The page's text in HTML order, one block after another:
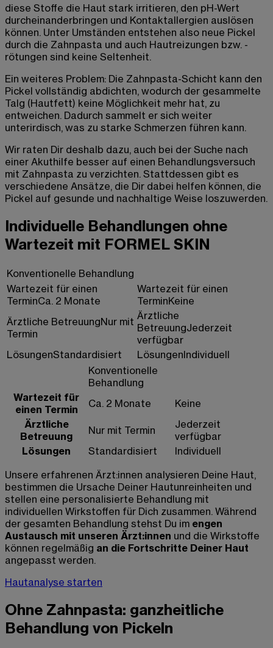
diese Stoffe die Haut stark irritieren, den pH-Wert
durcheinanderbringen und Kontaktallergien auslösen
können. Unter Umständen entstehen also neue Pickel
durch die Zahnpasta und auch Hautreizungen bzw. -
rötungen sind keine Seltenheit.
Ein weiteres Problem: Die Zahnpasta-Schicht kann den
Pickel vollständig abdichten, wodurch der gesammelte
Talg (Hautfett) keine Möglichkeit mehr hat, zu
entweichen. Dadurch sammelt er sich weiter
unterirdisch, was zu starke Schmerzen führen kann.
Wir raten Dir deshalb dazu, auch bei der Suche nach
einer Akuthilfe besser auf einen Behandlungsversuch
mit Zahnpasta zu verzichten. Stattdessen gibt es
verschiedene Ansätze, die Dir dabei helfen können, die
Pickel auf gesunde und nachhaltige Weise loszuwerden.
Individuelle Behandlungen ohne
Wartezeit mit FORMEL SKIN
Konventionelle Behandlung
Wartezeit für einen
TerminCa. 2 Monate
Wartezeit für einen
TerminKeine
Ärztliche BetreuungNur mit
Termin
Ärztliche
BetreuungJederzeit
verfügbar
LösungenStandardisiert LösungenIndividuell
Konventionelle
Behandlung
Wartezeit für
einen Termin
Ca. 2 Monate
Keine
Ärztliche
Betreuung
Nur mit Termin
Jederzeit
verfügbar
Lösungen
Standardisiert
Individuell
Unsere erfahrenen Ärzt:innen analysieren Deine Haut,
bestimmen die Ursache Deiner Hautunreinheiten und
stellen eine personalisierte Behandlung mit
individuellen Wirkstoffen für Dich zusammen. Während
der gesamten Behandlung stehst Du im engen
Austausch mit unseren Ärzt:innen und die Wirkstoffe
können regelmäßig an die Fortschritte Deiner Haut
angepasst werden.
Hautanalyse starten
Ohne Zahnpasta: ganzheitliche
Behandlung von Pickeln